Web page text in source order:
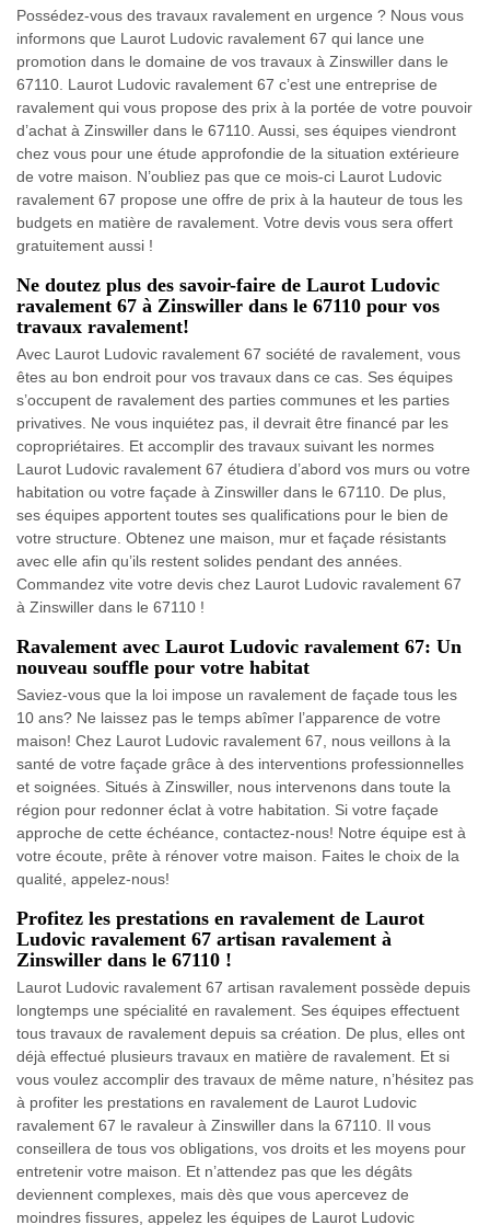
Possédez-vous des travaux ravalement en urgence ? Nous vous
informons que Laurot Ludovic ravalement 67 qui lance une
promotion dans le domaine de vos travaux à Zinswiller dans le
67110. Laurot Ludovic ravalement 67 c’est une entreprise de
ravalement qui vous propose des prix à la portée de votre pouvoir
d’achat à Zinswiller dans le 67110. Aussi, ses équipes viendront
chez vous pour une étude approfondie de la situation extérieure
de votre maison. N’oubliez pas que ce mois-ci Laurot Ludovic
ravalement 67 propose une offre de prix à la hauteur de tous les
budgets en matière de ravalement. Votre devis vous sera offert
gratuitement aussi !
Ne doutez plus des savoir-faire de Laurot Ludovic
ravalement 67 à Zinswiller dans le 67110 pour vos
travaux ravalement!
Avec Laurot Ludovic ravalement 67 société de ravalement, vous
êtes au bon endroit pour vos travaux dans ce cas. Ses équipes
s’occupent de ravalement des parties communes et les parties
privatives. Ne vous inquiétez pas, il devrait être financé par les
copropriétaires. Et accomplir des travaux suivant les normes
Laurot Ludovic ravalement 67 étudiera d’abord vos murs ou votre
habitation ou votre façade à Zinswiller dans le 67110. De plus,
ses équipes apportent toutes ses qualifications pour le bien de
votre structure. Obtenez une maison, mur et façade résistants
avec elle afin qu’ils restent solides pendant des années.
Commandez vite votre devis chez Laurot Ludovic ravalement 67
à Zinswiller dans le 67110 !
Ravalement avec Laurot Ludovic ravalement 67: Un
nouveau souffle pour votre habitat
Saviez-vous que la loi impose un ravalement de façade tous les
10 ans? Ne laissez pas le temps abîmer l’apparence de votre
maison! Chez Laurot Ludovic ravalement 67, nous veillons à la
santé de votre façade grâce à des interventions professionnelles
et soignées. Situés à Zinswiller, nous intervenons dans toute la
région pour redonner éclat à votre habitation. Si votre façade
approche de cette échéance, contactez-nous! Notre équipe est à
votre écoute, prête à rénover votre maison. Faites le choix de la
qualité, appelez-nous!
Profitez les prestations en ravalement de Laurot
Ludovic ravalement 67 artisan ravalement à
Zinswiller dans le 67110 !
Laurot Ludovic ravalement 67 artisan ravalement possède depuis
longtemps une spécialité en ravalement. Ses équipes effectuent
tous travaux de ravalement depuis sa création. De plus, elles ont
déjà effectué plusieurs travaux en matière de ravalement. Et si
vous voulez accomplir des travaux de même nature, n’hésitez pas
à profiter les prestations en ravalement de Laurot Ludovic
ravalement 67 le ravaleur à Zinswiller dans la 67110. Il vous
conseillera de tous vos obligations, vos droits et les moyens pour
entretenir votre maison. Et n’attendez pas que les dégâts
deviennent complexes, mais dès que vous apercevez de
moindres fissures, appelez les équipes de Laurot Ludovic